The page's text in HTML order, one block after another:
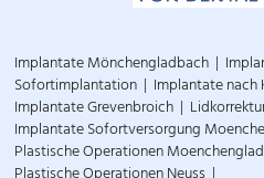
Implantate Mönchengladbach
Sofortimplantation Implantate
Implantate Grevenbroich
Implantate Sofortversorgung
Plastische Operationen